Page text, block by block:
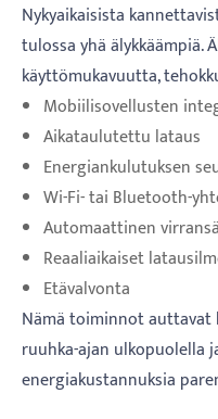
Nykyaikaisista
tulossa yhä älykkäämpiä.
käyttömukavuutta,
Mobiilisovellusten
Aikataulutettu lataus
Energiankulutuksen
Wi-Fi- tai Bluetooth-
Automaattinen
Reaaliaikaiset
Etävalvonta
Nämä toiminnot
ruuhka-ajan ulkopuolella
energiakustannuksia